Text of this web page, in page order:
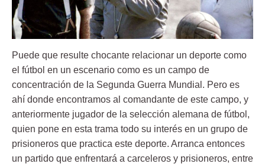
Puede que resulte chocante relacionar un deporte como
el fútbol en un escenario como es un campo de
concentración de la Segunda Guerra Mundial. Pero es
ahí donde encontramos al comandante de este campo, y
anteriormente jugador de la selección alemana de fútbol,
quien pone en esta trama todo su interés en un grupo de
prisioneros que practica este deporte. Arranca entonces
un partido que enfrentará a carceleros y prisioneros, entre